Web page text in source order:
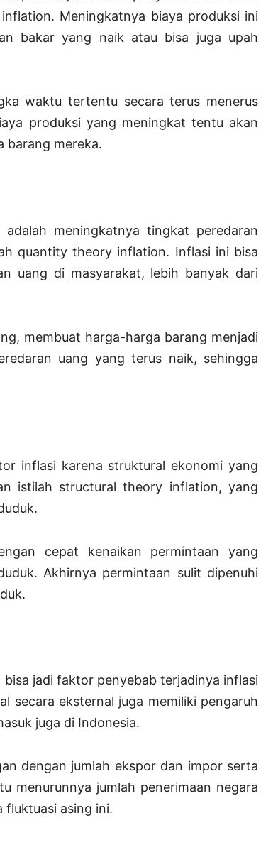
Meningkatnya biaya produksi ini
bakar yang naik atau bisa juga upah
waktu tertentu secara terus menerus
produksi yang meningkat tentu akan
barang mereka.
meningkatnya tingkat peredaran
quantity theory inflation. Inflasi ini bisa
uang di masyarakat, lebih banyak dari
membuat harga-harga barang menjadi
uang yang terus naik, sehingga
inflasi karena struktural ekonomi yang
istilah structural theory inflation, yang
cepat kenaikan permintaan yang
Akhirnya permintaan sulit dipenuhi
jadi faktor penyebab terjadinya inflasi
secara eksternal juga memiliki pengaruh
juga di Indonesia.
dengan jumlah ekspor dan impor serta
menurunnya jumlah penerimaan negara
fluktuasi asing ini.